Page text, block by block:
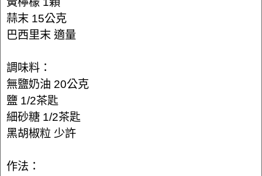
蒜末 15公克
巴西里末 適量
調味料：
無鹽奶油 20公克
鹽 1/2茶匙
細砂糖 1/2茶匙
黑胡椒粒 少許
作法：